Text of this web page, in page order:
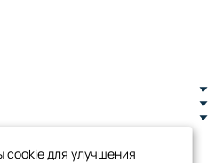
д. 8
для улучшения